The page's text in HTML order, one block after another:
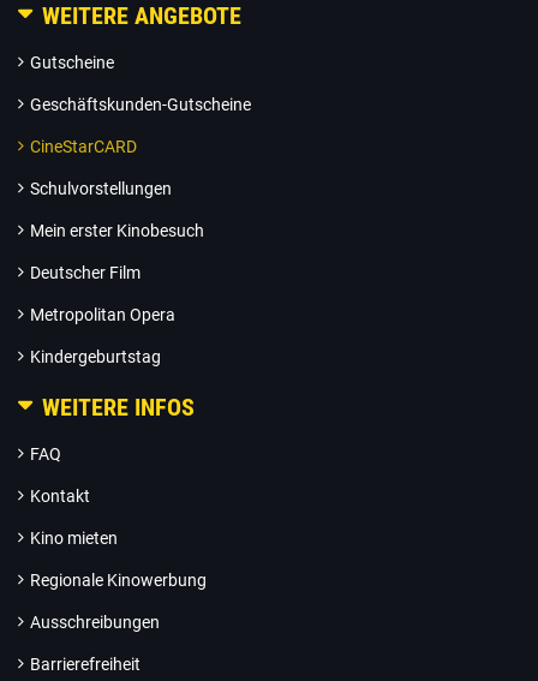
WEITERE ANGEBOTE
Gutscheine
Geschäftskunden-Gutscheine
CineStarCARD
Schulvorstellungen
Mein erster Kinobesuch
Deutscher Film
Metropolitan Opera
Kindergeburtstag
WEITERE INFOS
FAQ
Kontakt
Kino mieten
Regionale Kinowerbung
Ausschreibungen
Barrierefreiheit